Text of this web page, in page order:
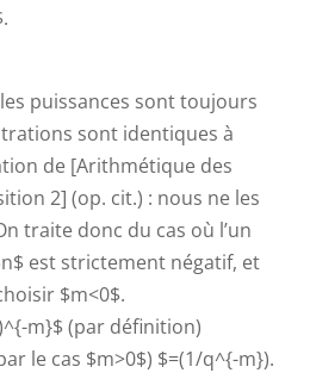
puissances sont toujours
sont identiques à
de [Arithmétique des
2] (op. cit.) : nous ne les
traite donc du cas où l’un
est strictement négatif, et
$m<0$.
m}$ (par définition)
le cas $m>0$) $=(1/q^{-m}).